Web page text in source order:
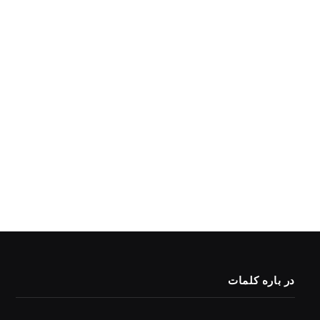
در باره کلمات